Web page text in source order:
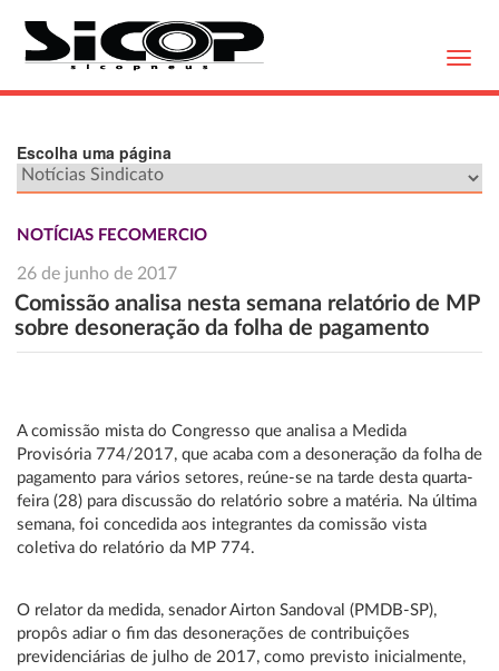
Escolha uma página
NOTÍCIAS FECOMERCIO
26 de junho de 2017
Comissão analisa nesta semana relatório de MP
sobre desoneração da folha de pagamento
A comissão mista do Congresso que analisa a Medida
Provisória 774/2017, que acaba com a desoneração da folha de
pagamento para vários setores, reúne-se na tarde desta quarta-
feira (28) para discussão do relatório sobre a matéria. Na última
semana, foi concedida aos integrantes da comissão vista
coletiva do relatório da MP 774.
O relator da medida, senador Airton Sandoval (PMDB-SP),
propôs adiar o fim das desonerações de contribuições
previdenciárias de julho de 2017, como previsto inicialmente,